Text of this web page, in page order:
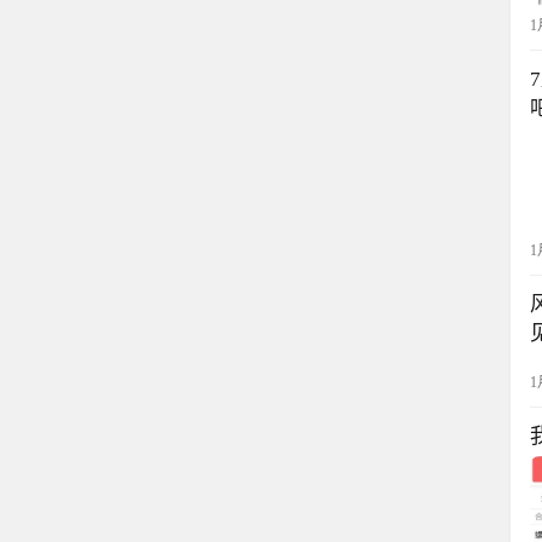
1
1
1